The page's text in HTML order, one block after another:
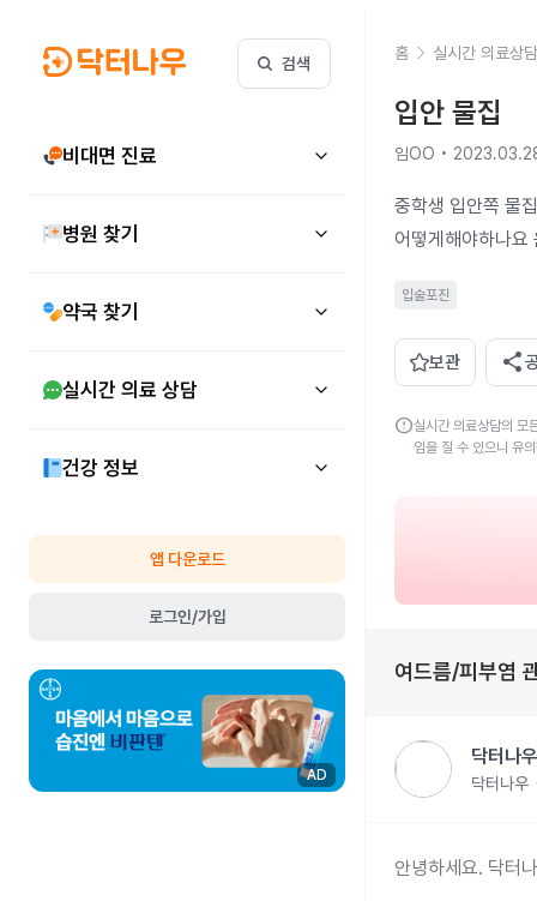
검색
비대면 진료
병원 찾기
약국 찾기
실시간 의료 상담
건강 정보
앱 다운로드
로그인/가입
AD
홈 실시간 의료상담
입안 물집
임OO •
중학생 입안쪽 물
어떻게해야하나요
입술포진
보관 share
error실시간 의료상담의 모
임을 질 수 있으니 유
여드름/피부염
닥터나
닥터나우
안녕하세요. 닥터